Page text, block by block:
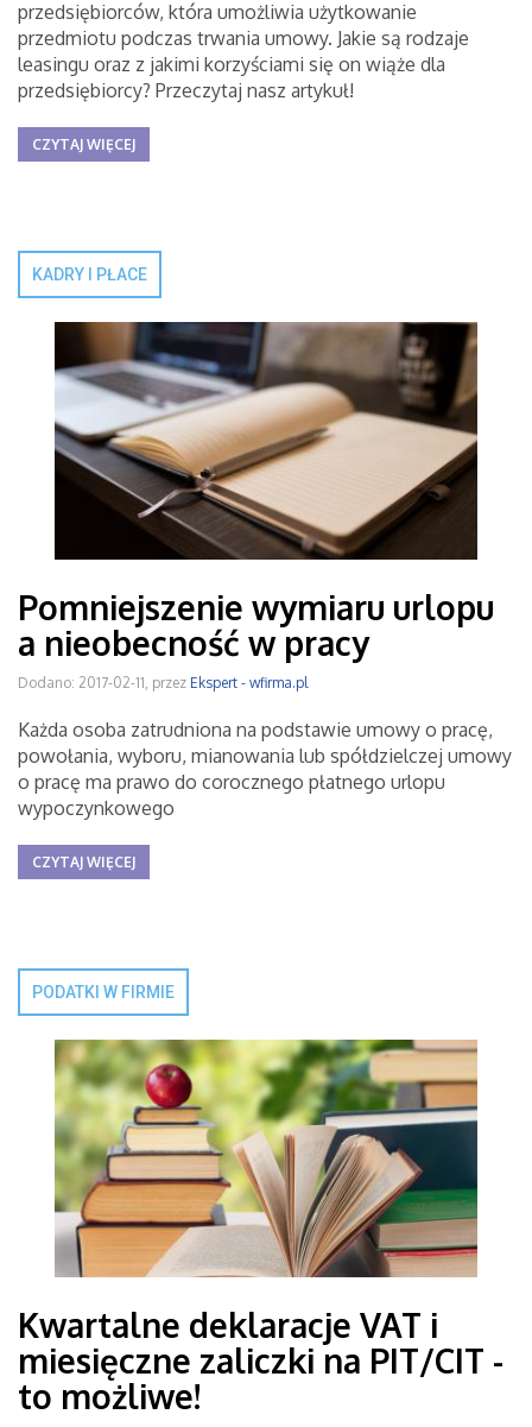
przedsiębiorców, która umożliwia użytkowanie
przedmiotu podczas trwania umowy. Jakie są rodzaje
leasingu oraz z jakimi korzyściami się on wiąże dla
przedsiębiorcy? Przeczytaj nasz artykuł!
CZYTAJ WIĘCEJ
KADRY I PŁACE
Pomniejszenie wymiaru urlopu
a nieobecność w pracy
Dodano: 2017-02-11, przez Ekspert - wfirma.pl
Każda osoba zatrudniona na podstawie umowy o pracę,
powołania, wyboru, mianowania lub spółdzielczej umowy
o pracę ma prawo do corocznego płatnego urlopu
wypoczynkowego
CZYTAJ WIĘCEJ
PODATKI W FIRMIE
Kwartalne deklaracje VAT i
miesięczne zaliczki na PIT/CIT -
to możliwe!